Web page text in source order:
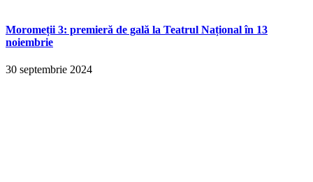
Moromeții 3: premieră de gală la Teatrul Național în 13
noiembrie
30 septembrie 2024